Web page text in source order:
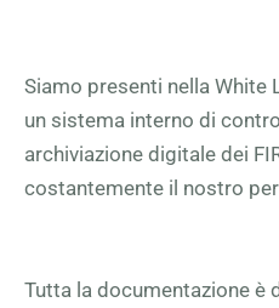
Siamo presenti nella
un sistema interno di
archiviazione digitale dei
costantemente il nostro
Tutta la documentazione è